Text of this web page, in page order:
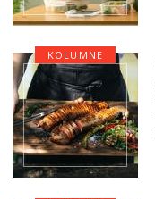
KOLUMNE